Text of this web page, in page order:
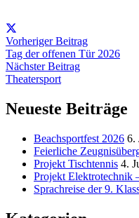
Vorheriger Beitrag
Tag der offenen Tür 2026
Nächster Beitrag
Theatersport
Neueste Beiträge
Beachsportfest 2026 6.
Feierliche
Projekt Tischtennis 4.
Projekt Elektrotechnik
Sprachreise der 9.